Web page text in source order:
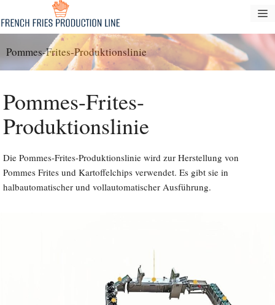
Inhalt
springen
Pommes-Frites-Produktionslinie
Pommes-Frites-
Produktionslinie
Die Pommes-Frites-Produktionslinie wird zur Herstellung von
Pommes Frites und Kartoffelchips verwendet. Es gibt sie in
halbautomatischer und vollautomatischer Ausführung.